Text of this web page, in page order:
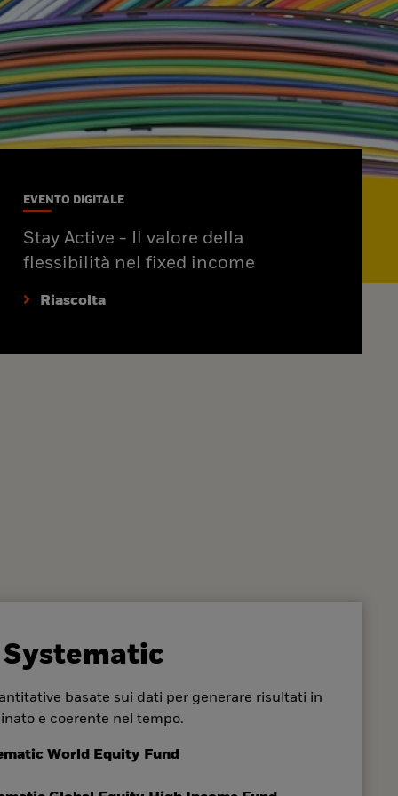
EVENTO DIGITALE
Stay Active - Il valore della
flessibilità nel fixed income
Riascolta
Systematic
basate sui dati per generare risultati in
e coerente nel tempo.
World Equity Fund